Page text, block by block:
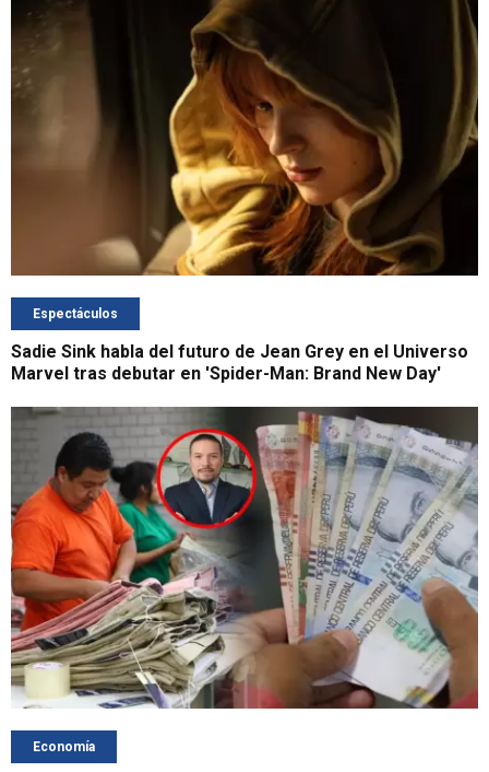
Espectáculos
Sadie Sink habla del futuro de Jean Grey en el Universo
Marvel tras debutar en 'Spider-Man: Brand New Day'
Economía